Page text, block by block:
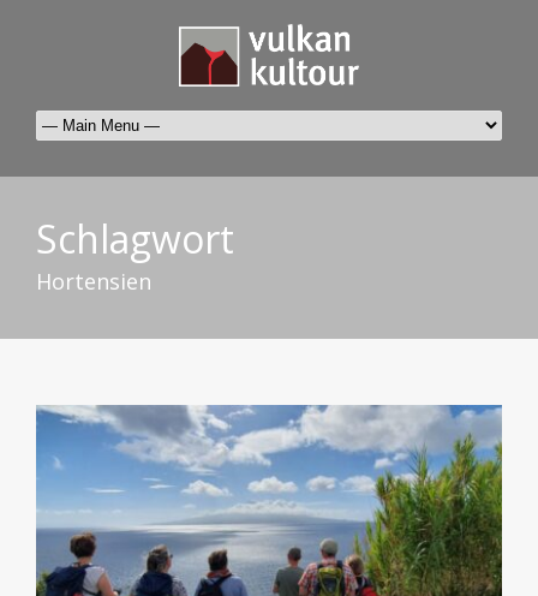
Schlagwort
Hortensien